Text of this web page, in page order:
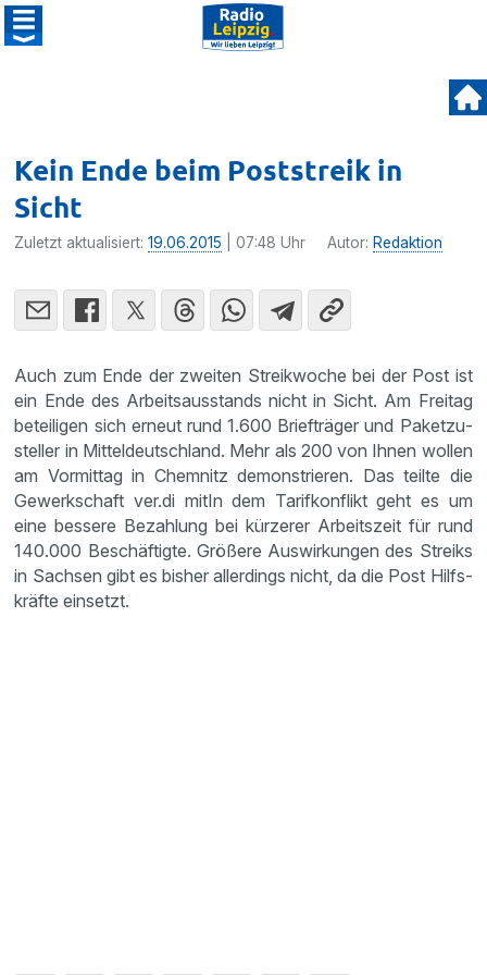
Kein Ende beim Poststreik in
Sicht
Zuletzt aktualisiert:19.06.2015 | 07:48 Uhr Autor: Redaktion
Auch zum Ende der zweiten Streik­woche bei der Post ist
ein Ende des Arbeits­aus­stands nicht in Sicht. Am Freitag
betei­ligen sich erneut rund 1.600 Brief­träger und Paket­zu­
steller in Mittel­deutsch­land. Mehr als 200 von Ihnen wollen
am Vormittag in Chemnitz demons­trieren. Das teilte die
Gewerk­schaft ver.di mitIn dem Tarif­kon­flikt geht es um
eine bessere Bezah­lung bei kürzerer Arbeits­zeit für rund
140.000 Beschäf­tigte. Größere Auswir­kungen des Streiks
in Sachsen gibt es bisher aller­dings nicht, da die Post Hilfs­
kräfte einsetzt.